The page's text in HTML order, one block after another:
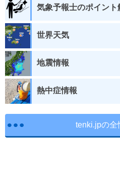
気象予報士のポイント
世界天気
地震情報
熱中症情報
tenki.jpの全